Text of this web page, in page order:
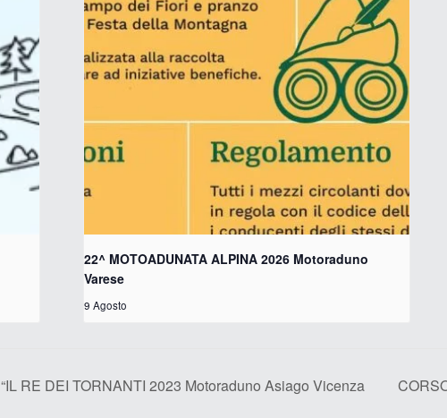
22^ MOTOADUNATA ALPINA 2026 Motoraduno
Varese
9 Agosto
RE DEI TORNANTI 2023 Motoraduno Asiago Vicenza